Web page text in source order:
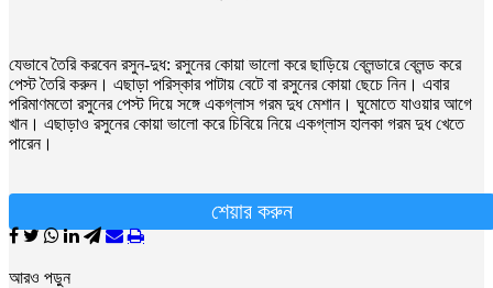
যেভাবে তৈরি করবেন রসুন-দুধ: রসুনের কোয়া ভালো করে ছাড়িয়ে ব্লেন্ডারে ব্লেন্ড করে
পেস্ট তৈরি করুন। এছাড়া পরিস্কার পাটায় বেটে বা রসুনের কোয়া ছেচে নিন। এবার
পরিমাণমতো রসুনের পেস্ট দিয়ে সঙ্গে একগ্লাস গরম দুধ মেশান। ঘুমোতে যাওয়ার আগে
খান। এছাড়াও রসুনের কোয়া ভালো করে চিবিয়ে নিয়ে একগ্লাস হালকা গরম দুধ খেতে
পারেন।
শেয়ার করুন
আরও পড়ুন